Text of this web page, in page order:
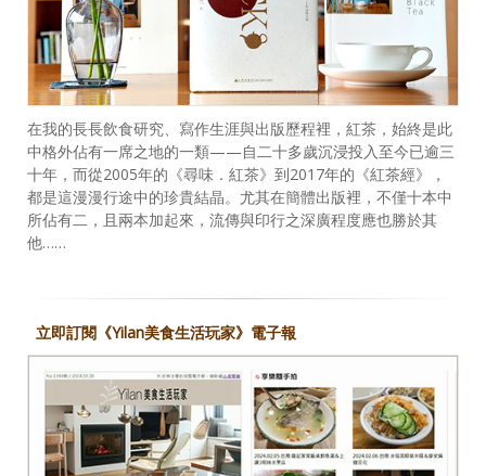
在我的長長飲食研究、寫作生涯與出版歷程裡，紅茶，始終是此
中格外佔有一席之地的一類——自二十多歲沉浸投入至今已逾三
十年，而從2005年的《尋味．紅茶》到2017年的《紅茶經》，
都是這漫漫行途中的珍貴結晶。尤其在簡體出版裡，不僅十本中
所佔有二，且兩本加起來，流傳與印行之深廣程度應也勝於其
他……
立即訂閱《Yilan美食生活玩家》電子報